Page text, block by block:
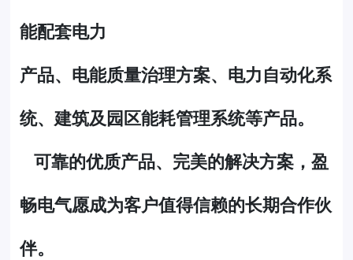
能配套电力
产品、电能质量治理方案、电力自动化系
统、建筑及园区能耗管理系统等产品。
可靠的优质产品、完美的解决方案，盈
畅电气愿成为客户值得信赖的长期合作伙
伴。